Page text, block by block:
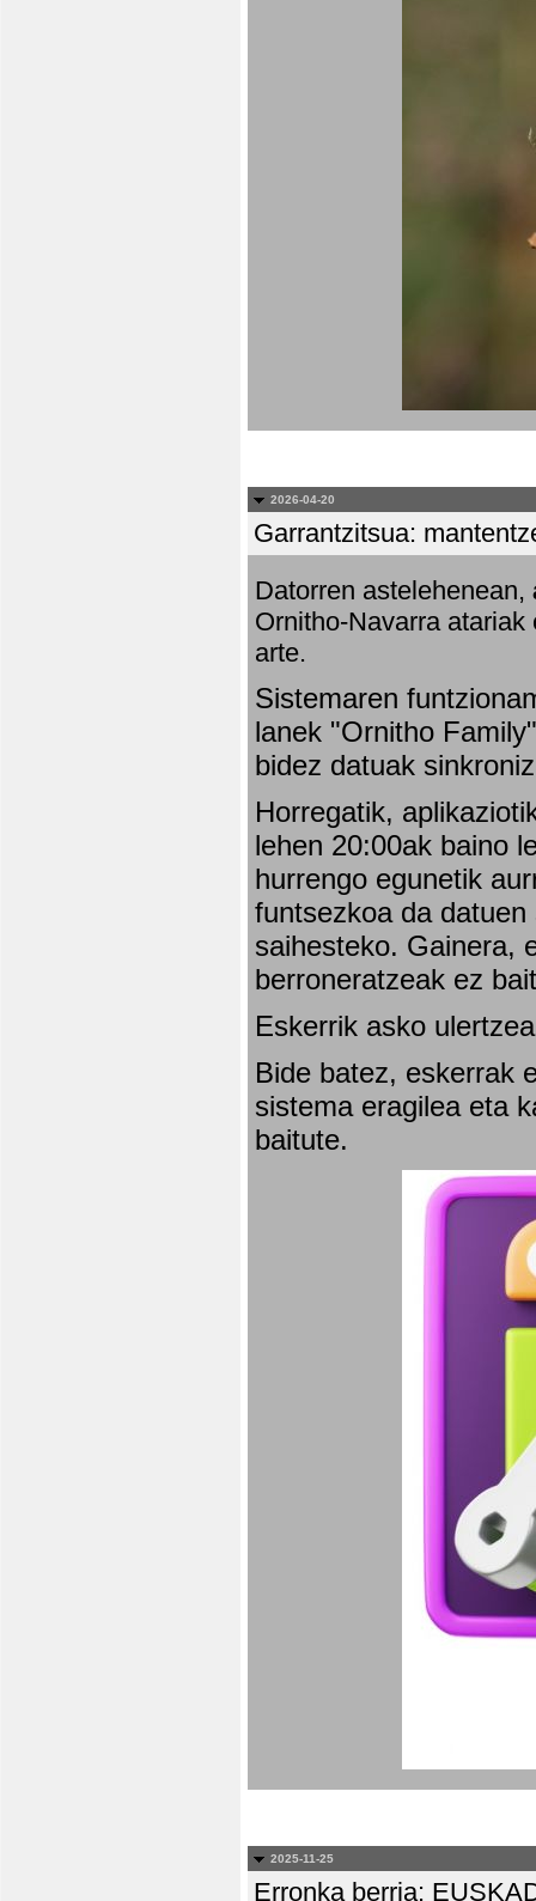
2026-04-20
Garrantzitsua:
Datorren astelehenean,
Ornitho-Navarra
arte.
Sistemaren
lanek "Ornitho
bidez datuak
Horregatik,
lehen 20:00ak baino
hurrengo egunetik
funtsezkoa da
saihesteko. Gainera,
berroneratzeak ez
Eskerrik asko
Bide batez, eskerrak
sistema eragilea eta
baitute.
2025-11-25
Erronka berria: